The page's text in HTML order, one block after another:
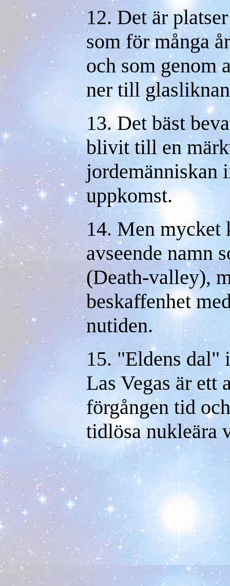
12. Det är
som för många
och som genom
ner till
13. Det bäst
blivit till en
jordemänniskan
uppkomst.
14. Men mycket
avseende namn
(Death-valley),
beskaffenhet
nutiden.
15. "Eldens dal"
Las Vegas är ett
förgången tid
tidlösa nukleära